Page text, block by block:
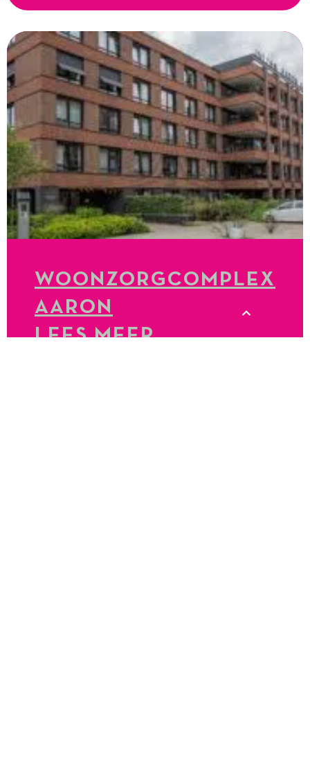
WOONZORGCOMPLEX
AARON
LEES MEER